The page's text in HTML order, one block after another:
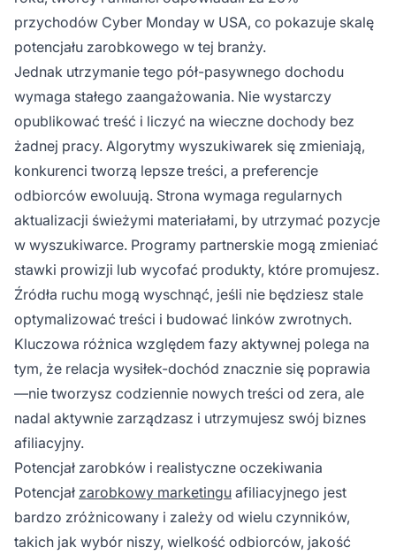
przychodów Cyber Monday w USA, co pokazuje skalę
potencjału zarobkowego w tej branży.
Jednak utrzymanie tego pół-pasywnego dochodu
wymaga stałego zaangażowania. Nie wystarczy
opublikować treść i liczyć na wieczne dochody bez
żadnej pracy. Algorytmy wyszukiwarek się zmieniają,
konkurenci tworzą lepsze treści, a preferencje
odbiorców ewoluują. Strona wymaga regularnych
aktualizacji świeżymi materiałami, by utrzymać pozycje
w wyszukiwarce. Programy partnerskie mogą zmieniać
stawki prowizji lub wycofać produkty, które promujesz.
Źródła ruchu mogą wyschnąć, jeśli nie będziesz stale
optymalizować treści i budować linków zwrotnych.
Kluczowa różnica względem fazy aktywnej polega na
tym, że relacja wysiłek-dochód znacznie się poprawia
—nie tworzysz codziennie nowych treści od zera, ale
nadal aktywnie zarządzasz i utrzymujesz swój biznes
afiliacyjny.
Potencjał zarobków i realistyczne oczekiwania
Potencjał zarobkowy marketingu afiliacyjnego jest
bardzo zróżnicowany i zależy od wielu czynników,
takich jak wybór niszy, wielkość odbiorców, jakość